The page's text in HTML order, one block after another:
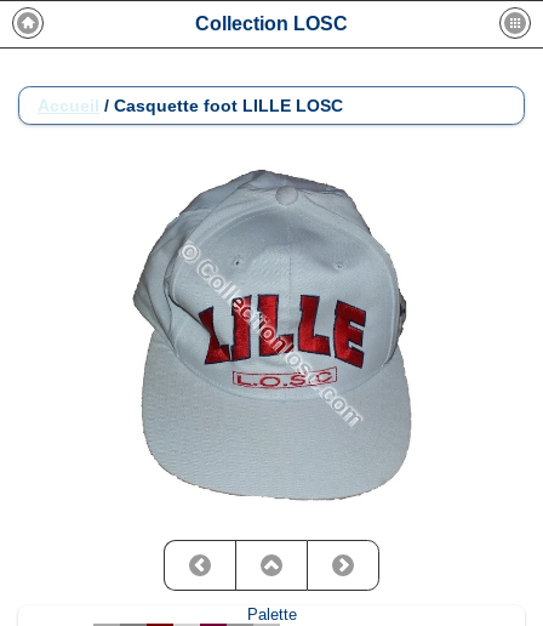
Collection LOSC
Accueil / Casquette foot LILLE LOSC
Palette